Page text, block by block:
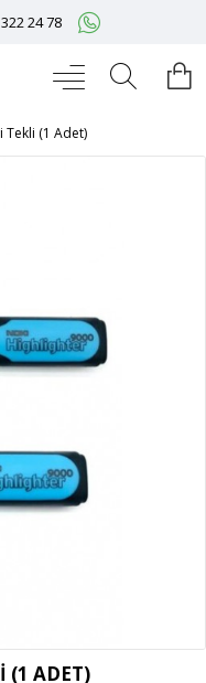
24 78
Tekli (1 Adet)
(1 ADET)